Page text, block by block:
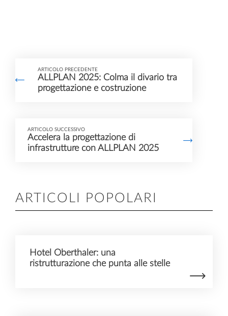
ARTICOLO PRECEDENTE
ALLPLAN 2025: Colma il divario tra
progettazione e costruzione
ARTICOLO SUCCESSIVO
Accelera la progettazione di
infrastrutture con ALLPLAN 2025
ARTICOLI POPOLARI
Hotel Oberthaler: una
ristrutturazione che punta alle stelle